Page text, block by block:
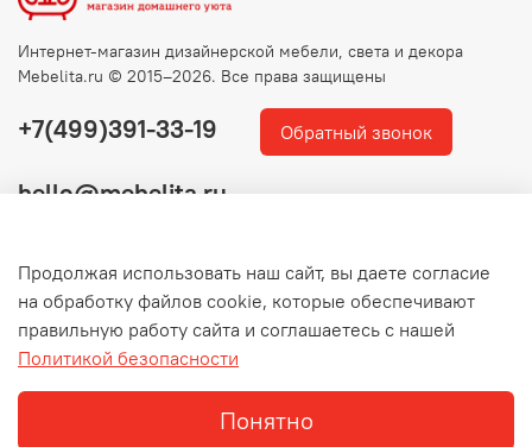
+7(499)391-33-19 Обратный звонок
hello@mebelita.ru
Интернет-магазин дизайнерской мебели, света и декора
Mebelita.ru © 2015–2026. Все права защищены
Продолжая использовать наш сайт, вы даете согласие
на обработку файлов cookie, которые обеспечивают
правильную работу сайта и соглашаетесь с нашей
Политикой безопасности
Понятно